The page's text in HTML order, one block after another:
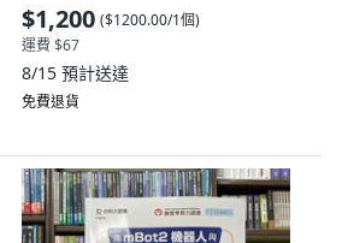
$1,200 ($1200.00/1個)
運費 $67
8/15 預計送達
免費退貨